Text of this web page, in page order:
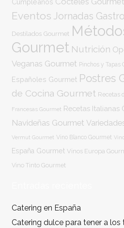
Cumpleaños
Eventos Jornadas
Destilados Gourmet
Gourmet Nutrición
Veganas Gourmet Pinchos y Tapas
Españoles Gourmet Postres
de Cocina Gourmet Recetas
Francesas Gourmet Recetas Italianas
Navideñas Gourmet
Vermut Gourmet Vino Blanco Gourmet
España Gourmet Vinos Europa
Vino Tinto Gourmet
Catering en España
Catering dulce para tener a